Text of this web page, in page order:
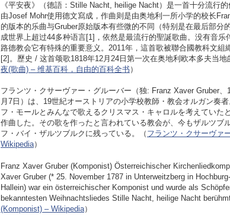
《平安夜》（德語：Stille Nacht, heilige Nacht）是一首十分流行
由Josef Mohr使用德文寫成，作曲则是由奥地利一所小学的校长
的版本的乐曲与Gruber原始版本有些微的不同（特别是在最后部分
成世界上超过44多种语言[1]，依然是最流行的聖誕歌曲。没有音乐
路德教会它有特殊的重要意义。2011年，這首歌被聯合國教科文組
[2]。歷史 / 这首颂歌1818年12月24日第一次在奥地利欧本多夫当地
夜(歌曲) – 维基百科，自由的百科全书 ）
フランツ・クサーヴァー・グルーバー（独: Franz Xaver Gruber、
月7日）は、19世紀オーストリアの小学校教師・教会オルガン奏
フ・モールとみんなで歌えるクリスマス・キャロルを考えていた
作曲した。その歌を作ったと言われている教会が、今もザルツブ
フ・バイ・ザルツブルクに残っている。（ フランツ・クサーヴァ
Wikipedia）
Franz Xaver Gruber (Komponist) Österreichischer
Xaver Gruber (* 25. November 1787 in Unterweitzberg in
Hallein) war ein österreichischer Komponist und wurde als
bekanntesten Weihnachtsliedes Stille Nacht, heilige Nacht
(Komponist) – Wikipedia）